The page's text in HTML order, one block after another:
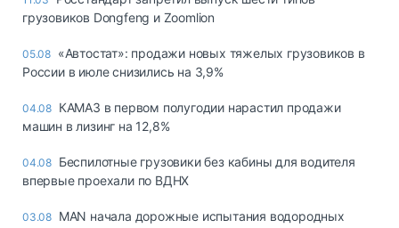
грузовиков Dongfeng и Zoomlion
05.08 «Автостат»: продажи новых тяжелых грузовиков в
России в июле снизились на 3,9%
04.08 КАМАЗ в первом полугодии нарастил продажи
машин в лизинг на 12,8%
04.08 Беспилотные грузовики без кабины для водителя
впервые проехали по ВДНХ
03.08 MAN начала дорожные испытания водородных